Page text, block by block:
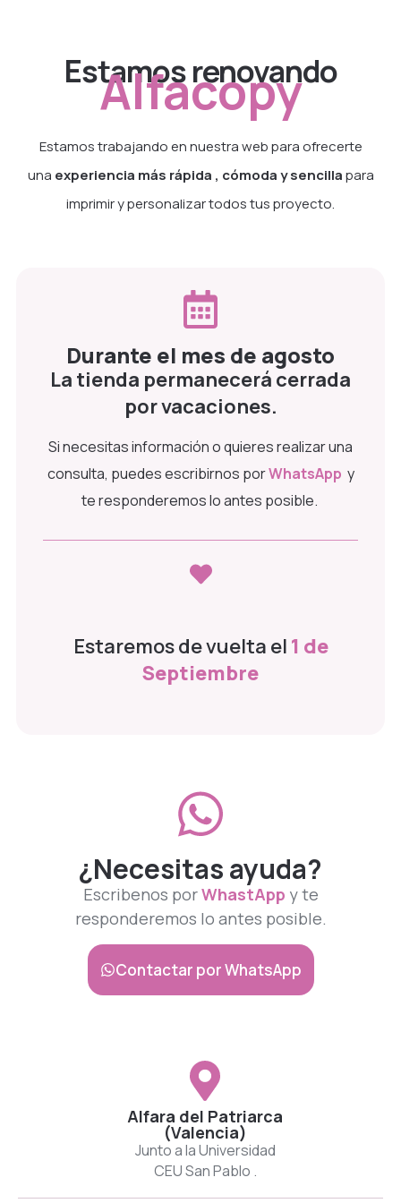
Estamos renovando
Alfacopy
Estamos trabajando en nuestra web para ofrecerte
una experiencia más rápida , cómoda y sencillapara
imprimir y personalizar todos tus proyecto.
Durante el mes de agosto
La tienda permanecerá cerrada
por vacaciones.
Si necesitas información o quieres realizar una
consulta, puedes escribirnos porWhatsApp y
te responderemos lo antes posible.
Estaremos de vuelta el 1 de
Septiembre
¿Necesitas ayuda?
Escribenos porWhastApp y te
responderemos lo antes posible.
Contactar por WhatsApp
Alfara del Patriarca
(Valencia)
Junto a la Universidad
CEU San Pablo .